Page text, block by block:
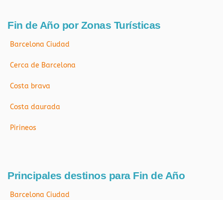
Fin de Año por Zonas Turísticas
Barcelona Ciudad
Cerca de Barcelona
Costa brava
Costa daurada
Pirineos
Principales destinos para Fin de Año
Barcelona Ciudad